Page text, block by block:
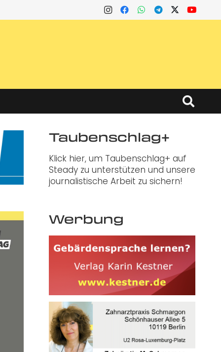
Taubenschlag+
Klick hier, um Taubenschlag+ auf
Steady zu unterstützen und unsere
journalistische Arbeit zu sichern!
Werbung